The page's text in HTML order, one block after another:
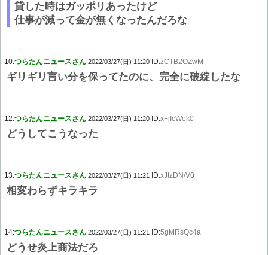
貸した時はガッポリあったけど
仕事が減って金が無くなったんだろな
10:つらたんニュースさん 2022/03/27(日) 11:20 ID:zCTB2OZwM
ギリギリ言い分を保ってたのに、完全に破綻したな
12:つらたんニュースさん 2022/03/27(日) 11:20 ID:x+iIcWek0
どうしてこうなった
13:つらたんニュースさん 2022/03/27(日) 11:21 ID:xJtzDN/V0
相変わらずキラキラ
14:つらたんニュースさん 2022/03/27(日) 11:21 ID:5gMRsQc4a
どうせ炎上商法だろ